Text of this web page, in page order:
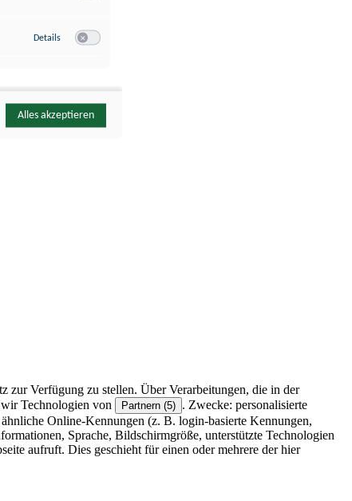
zur Verfügung zu stellen. Über Verarbeitungen, die in der
Technologien von Partnern (5) . Zwecke: personalisierte
Online-Kennungen (z. B. login-basierte Kennungen,
Sprache, Bildschirmgröße, unterstützte Technologien
aufruft. Dies geschieht für einen oder mehrere der hier
Details zu YouTube
Alles akzeptieren